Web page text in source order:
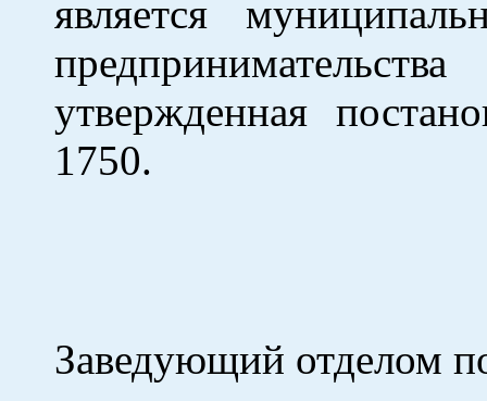
является
утвержденная
1750.
Заведующий отделом